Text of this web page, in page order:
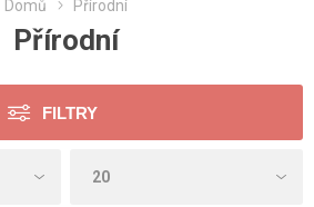
Domů Přírodní
Přírodní
FILTRY